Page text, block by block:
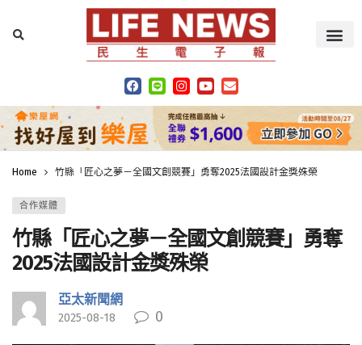
Home 竹縣「匠心之夢－全國文創競賽」勇奪2025法國設計金獎殊榮
合作媒體
竹縣「匠心之夢－全國文創競賽」勇奪
2025法國設計金獎殊榮
亞太新聞網
2025-08-18 0